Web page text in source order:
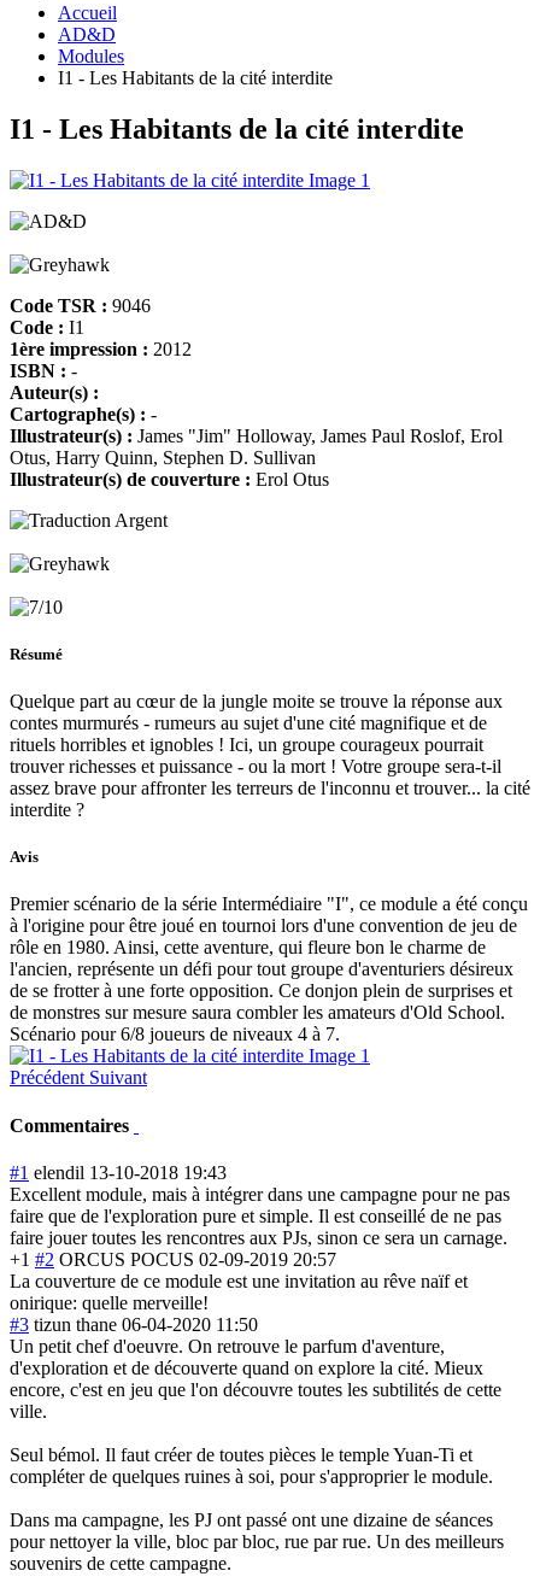
Accueil
AD&D
Modules
I1 - Les Habitants de la cité interdite
I1 - Les Habitants de la cité interdite
Code TSR : 9046
Code : I1
1ère impression : 2012
ISBN : -
Auteur(s) :
Cartographe(s) : -
Illustrateur(s) : James "Jim" Holloway, James Paul Roslof, Erol
Otus, Harry Quinn, Stephen D. Sullivan
Illustrateur(s) de couverture : Erol Otus
Résumé
Quelque part au cœur de la jungle moite se trouve la réponse aux
contes murmurés - rumeurs au sujet d'une cité magnifique et de
rituels horribles et ignobles ! Ici, un groupe courageux pourrait
trouver richesses et puissance - ou la mort ! Votre groupe sera-t-il
assez brave pour affronter les terreurs de l'inconnu et trouver... la cité
interdite ?
Avis
Premier scénario de la série Intermédiaire "I", ce module a été conçu
à l'origine pour être joué en tournoi lors d'une convention de jeu de
rôle en 1980. Ainsi, cette aventure, qui fleure bon le charme de
l'ancien, représente un défi pour tout groupe d'aventuriers désireux
de se frotter à une forte opposition. Ce donjon plein de surprises et
de monstres sur mesure saura combler les amateurs d'Old School.
Scénario pour 6/8 joueurs de niveaux 4 à 7.
Précédent Suivant
Commentaires
#1 elendil 13-10-2018 19:43
Excellent module, mais à intégrer dans une campagne pour ne pas
faire que de l'exploration pure et simple. Il est conseillé de ne pas
faire jouer toutes les rencontres aux PJs, sinon ce sera un carnage.
+1 #2 ORCUS POCUS 02-09-2019 20:57
La couverture de ce module est une invitation au rêve naïf et
onirique: quelle merveille!
#3 tizun thane 06-04-2020 11:50
Un petit chef d'oeuvre. On retrouve le parfum d'aventure,
d'exploration et de découverte quand on explore la cité. Mieux
encore, c'est en jeu que l'on découvre toutes les subtilités de cette
ville.
Seul bémol. Il faut créer de toutes pièces le temple Yuan-Ti et
compléter de quelques ruines à soi, pour s'approprier le module.
Dans ma campagne, les PJ ont passé ont une dizaine de séances
pour nettoyer la ville, bloc par bloc, rue par rue. Un des meilleurs
souvenirs de cette campagne.